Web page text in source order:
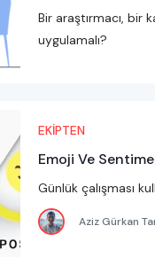
Bir araştırmacı, bir
uygulamalı?
EKİPTEN
Emoji Ve
Günlük çalışması
Aziz Gürkan